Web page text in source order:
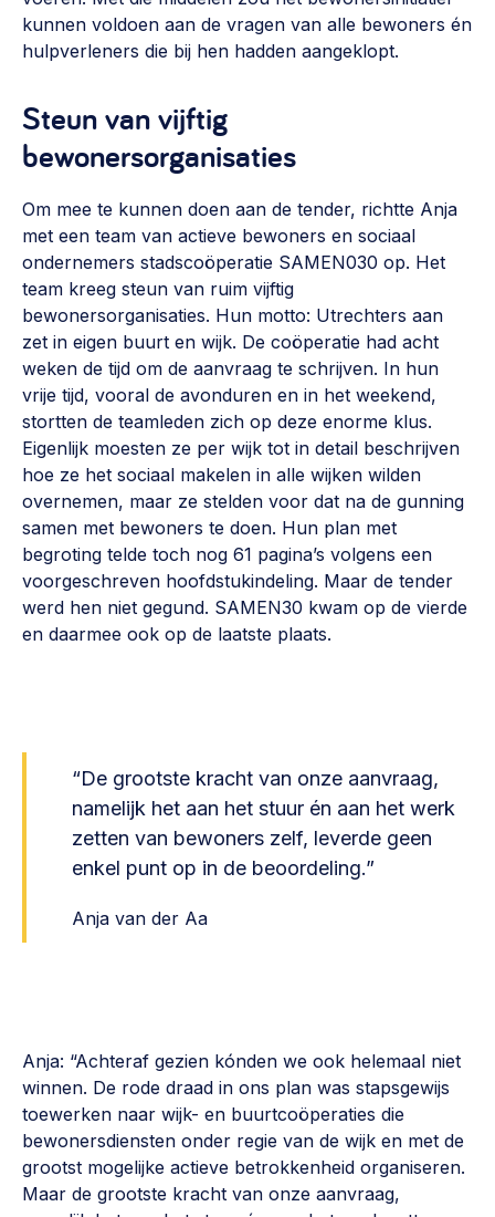
kunnen voldoen aan de vragen van alle bewoners én
hulpverleners die bij hen hadden aangeklopt.
Steun van vijftig
bewonersorganisaties
Om mee te kunnen doen aan de tender, richtte Anja
met een team van actieve bewoners en sociaal
ondernemers stadscoöperatie SAMEN030 op. Het
team kreeg steun van ruim vijftig
bewonersorganisaties. Hun motto: Utrechters aan
zet in eigen buurt en wijk. De coöperatie had acht
weken de tijd om de aanvraag te schrijven. In hun
vrije tijd, vooral de avonduren en in het weekend,
stortten de teamleden zich op deze enorme klus.
Eigenlijk moesten ze per wijk tot in detail beschrijven
hoe ze het sociaal makelen in alle wijken wilden
overnemen, maar ze stelden voor dat na de gunning
samen met bewoners te doen. Hun plan met
begroting telde toch nog 61 pagina’s volgens een
voorgeschreven hoofdstukindeling. Maar de tender
werd hen niet gegund. SAMEN30 kwam op de vierde
en daarmee ook op de laatste plaats.
“De grootste kracht van onze aanvraag,
namelijk het aan het stuur én aan het werk
zetten van bewoners zelf, leverde geen
enkel punt op in de beoordeling.”
Anja van der Aa
Anja: “Achteraf gezien kónden we ook helemaal niet
winnen. De rode draad in ons plan was stapsgewijs
toewerken naar wijk- en buurtcoöperaties die
bewonersdiensten onder regie van de wijk en met de
grootst mogelijke actieve betrokkenheid organiseren.
Maar de grootste kracht van onze aanvraag,